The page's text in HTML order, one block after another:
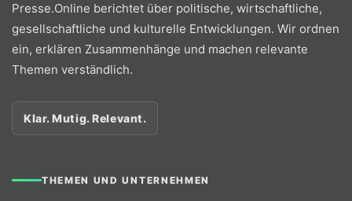
Presse.Online berichtet über politische, wirtschaftliche,
gesellschaftliche und kulturelle Entwicklungen. Wir ordnen
ein, erklären Zusammenhänge und machen relevante
Themen verständlich.
Klar. Mutig. Relevant.
THEMEN UND UNTERNEHMEN